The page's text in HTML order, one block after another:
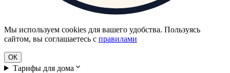
Мы используем cookies для вашего удобства. Пользуясь
сайтом, вы соглашаетесь с правилами
ОК
Тарифы для дома